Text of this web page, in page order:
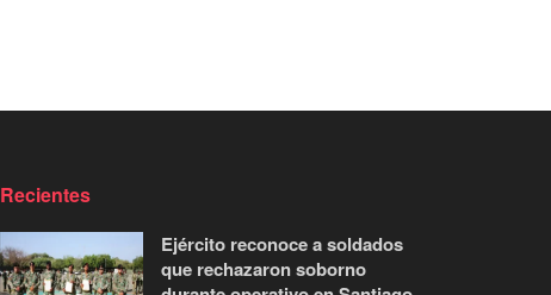
Recientes
Ejército reconoce a soldados
que rechazaron soborno